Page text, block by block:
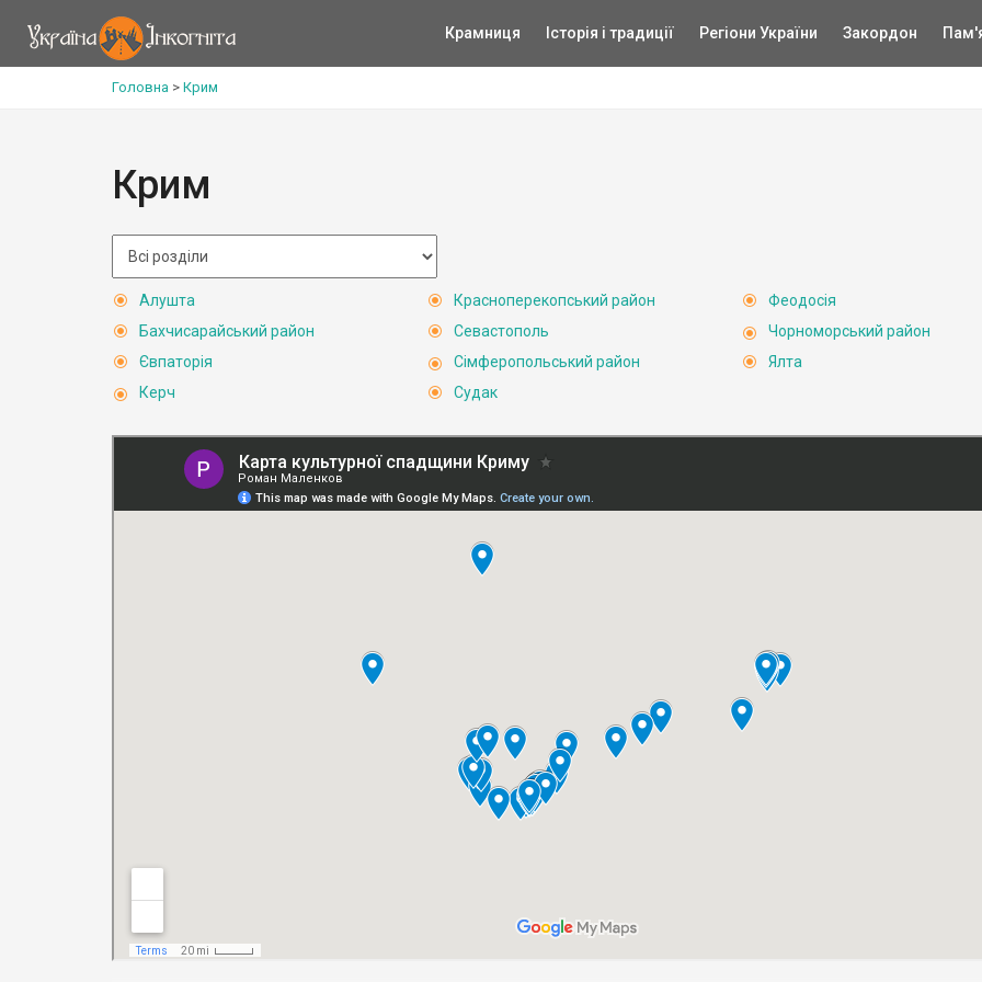
Крамниця Історія і традиції Регіони України Закордон
Головна > Крим
Крим
Алушта
Бахчисарайський район
Євпаторія
Керч
Красноперекопський район
Севастополь
Сімферопольський район
Судак
Феодосія
Чорноморський район
Ялта